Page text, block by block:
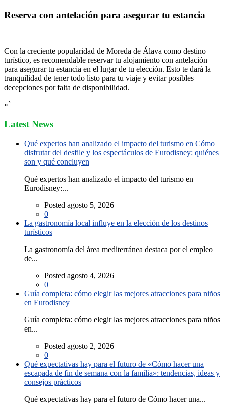
Reserva con antelación para asegurar tu estancia
Con la creciente popularidad de Moreda de Álava como destino
turístico, es recomendable reservar tu alojamiento con antelación
para asegurar tu estancia en el lugar de tu elección. Esto te dará la
tranquilidad de tener todo listo para tu viaje y evitar posibles
decepciones por falta de disponibilidad.
«`
Latest News
Qué expertos han analizado el impacto del turismo en Cómo
disfrutar del desfile y los espectáculos de Eurodisney: quiénes
son y qué concluyen
Qué expertos han analizado el impacto del turismo en
Eurodisney:...
Posted agosto 5, 2026
0
La gastronomía local influye en la elección de los destinos
turísticos
La gastronomía del área mediterránea destaca por el empleo
de...
Posted agosto 4, 2026
0
Guía completa: cómo elegir las mejores atracciones para niños
en Eurodisney
Guía completa: cómo elegir las mejores atracciones para niños
en...
Posted agosto 2, 2026
0
Qué expectativas hay para el futuro de «Cómo hacer una
escapada de fin de semana con la familia»: tendencias, ideas y
consejos prácticos
Qué expectativas hay para el futuro de Cómo hacer una...